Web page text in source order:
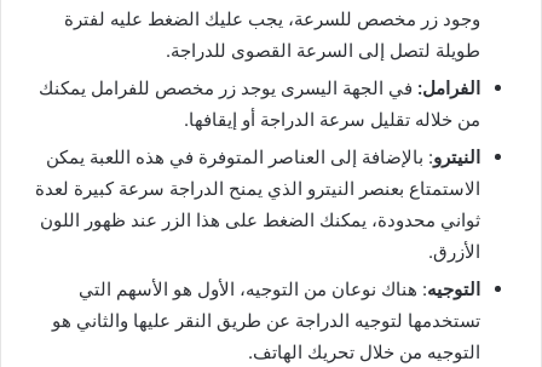
وجود زر مخصص للسرعة، يجب عليك الضغط عليه لفترة
طويلة لتصل إلى السرعة القصوى للدراجة.
الفرامل: في الجهة اليسرى يوجد زر مخصص للفرامل يمكنك
من خلاله تقليل سرعة الدراجة أو إيقافها.
النيترو: بالإضافة إلى العناصر المتوفرة في هذه اللعبة يمكن
الاستمتاع بعنصر النيترو الذي يمنح الدراجة سرعة كبيرة لعدة
ثواني محدودة، يمكنك الضغط على هذا الزر عند ظهور اللون
الأزرق.
التوجيه: هناك نوعان من التوجيه، الأول هو الأسهم التي
تستخدمها لتوجيه الدراجة عن طريق النقر عليها والثاني هو
التوجيه من خلال تحريك الهاتف.